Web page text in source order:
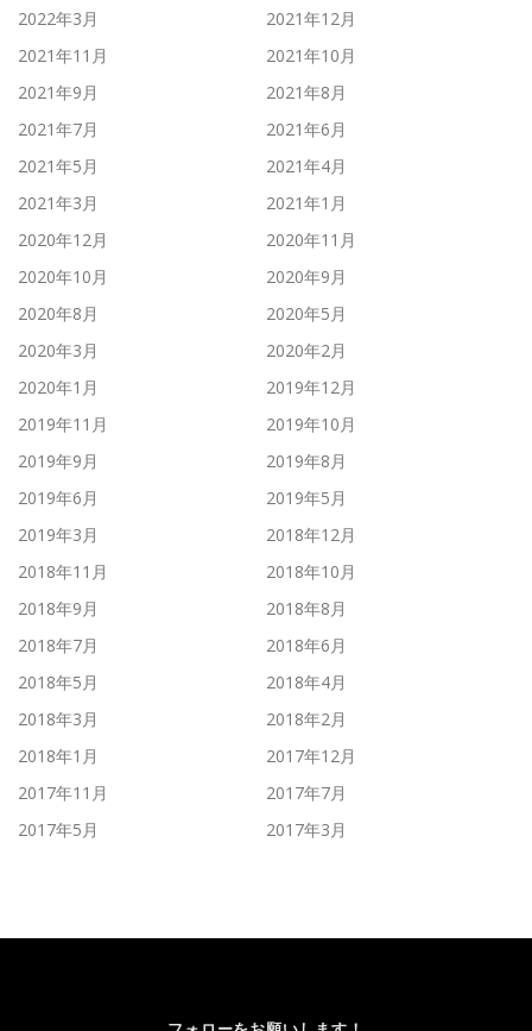
2022年3月
2021年12月
2021年11月
2021年10月
2021年9月
2021年8月
2021年7月
2021年6月
2021年5月
2021年4月
2021年3月
2021年1月
2020年12月
2020年11月
2020年10月
2020年9月
2020年8月
2020年5月
2020年3月
2020年2月
2020年1月
2019年12月
2019年11月
2019年10月
2019年9月
2019年8月
2019年6月
2019年5月
2019年3月
2018年12月
2018年11月
2018年10月
2018年9月
2018年8月
2018年7月
2018年6月
2018年5月
2018年4月
2018年3月
2018年2月
2018年1月
2017年12月
2017年11月
2017年7月
2017年5月
2017年3月